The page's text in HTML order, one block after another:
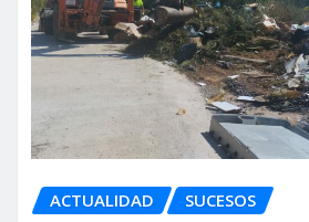
ACTUALIDAD SUCESOS